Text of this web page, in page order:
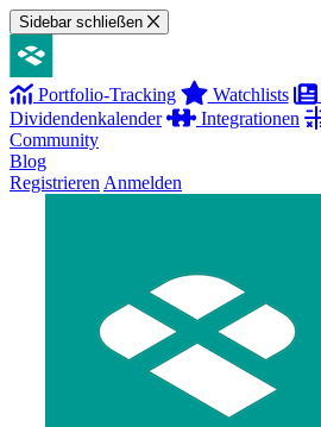
Sidebar schließen
Portfolio-Tracking Watchlists
Dividendenkalender
Integrationen
Community
Blog
Registrieren Anmelden